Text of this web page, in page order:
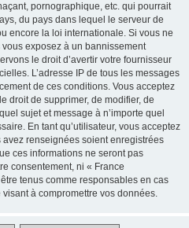
pornographique, etc. qui pourrait
du pays dans lequel le serveur de
encore la loi internationale. Si vous ne
exposez à un bannissement
le droit d’avertir votre fournisseur
L’adresse IP de tous les messages
de ces conditions. Vous acceptez
droit de supprimer, de modifier, de
sujet et message à n’importe quel
En tant qu’utilisateur, vous acceptez
renseignées soient enregistrées
ces informations ne seront pas
consentement, ni « France
tenus comme responsables en cas
à compromettre vos données.